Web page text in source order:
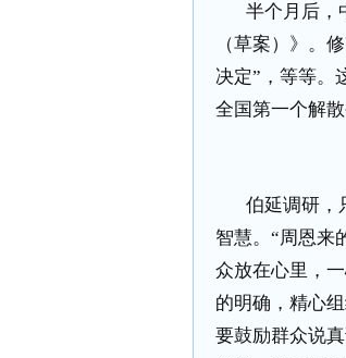
半个月后，
（草案）》。
决定”，等等。
全国第一个解
伯延调研，
智慧。“周恩来
众放在心里，
的明确，精心
要鼓励群众说